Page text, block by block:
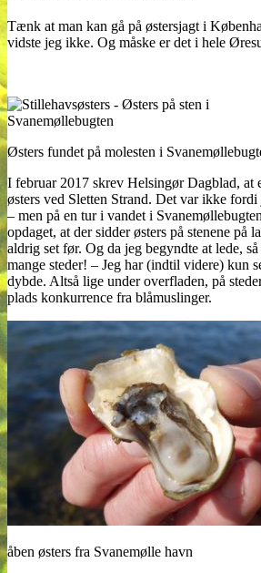
Tænk at man kan gå på østersjagt i
vidste jeg ikke. Og måske er det i hele
Østers fundet på molesten i
I februar 2017 skrev Helsingør Dagblad, at
østers ved Sletten Strand. Det var ikke
– men på en tur i vandet i
opdaget, at der sidder østers på stenene på
aldrig set før. Og da jeg begyndte at lede,
mange steder! – Jeg har (indtil videre) kun
dybde. Altså lige under overfladen, på
plads konkurrence fra blåmuslinger.
åben østers fra Svanemølle havn